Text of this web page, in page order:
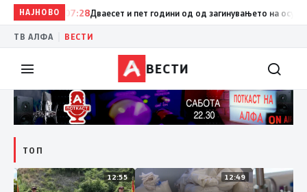
НАЈНОВО07:28Дваесет и пет години од од загинувањето на
ТВ АЛФА ВЕСТИ
ВЕСТИ
ТОП
12:55 12:49